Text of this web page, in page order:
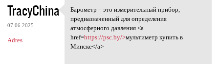
TracyChina
07.06.2025
Adres
Барометр – это измерительный
Барометр – это измерительный прибор,
предназначенный для определения
атмосферного давления <a
href=https://psc.by/>мультиметр купить в
Минске</a>